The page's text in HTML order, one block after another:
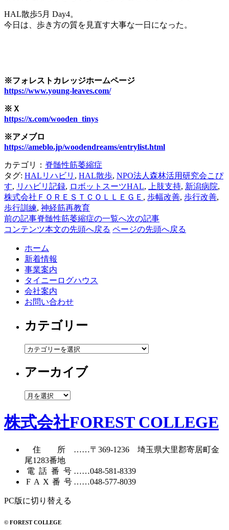
HAL散歩5月 Day4。
今日は、歩き方の質を見直す大事な一日になった。
※フォレストカレッジホームページ
https://www.young-leaves.com/
※Ｘ
https://x.com/wooden_tinys
※アメブロ
https://ameblo.jp/woodendreams/entrylist.html
カテゴリ： 脊髄性筋萎縮症
タグ: HALリハビリ , HAL散歩, NPO法人森林活用研究会こぴ
す, リハビリ記録, ロボットスーツHAL, 上肢支持, 新潟病院,
株式会社ＦＯＲＥＳＴＣＯＬＬＥＧＥ , 歩幅改善, 歩行改善,
歩行訓練, 神経筋再教育
前の記事脊髄性筋萎縮症の一覧へ次の記事
コンテンツ本文の先頭へ戻る ページの先頭へ戻る
ホーム
新着情報
事業案内
タイニーログハウス
会社案内
お問い合わせ
カテゴリー
カ
ゴ
ー
アーカイブ
ア
カ
イ
株式会社FOREST COLLEGE
住所……〒369-1236 埼玉県大里郡寄居町金
尾1283番地
電話番号……048-581-8339
FAX番号……048-577-8039
PC版に切り替える
© FOREST COLLEGE